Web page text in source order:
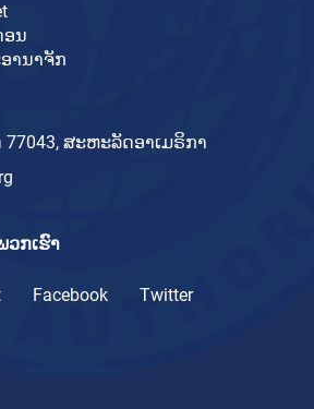
ອນ
ານາຈັກ
ສະຫະລັດອາເມຣິກາ
ວກເຮົາ
Facebook
Twitter